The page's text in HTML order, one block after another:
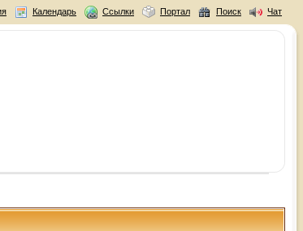
Календарь Ссылки Портал Поиск Чат